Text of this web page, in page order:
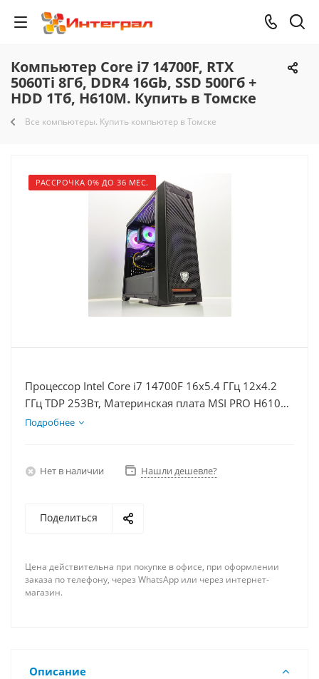
Компьютер Core i7 14700F, RTX
5060Ti 8Гб, DDR4 16Gb, SSD 500Гб +
HDD 1Тб, H610M. Купить в Томске
Все компьютеры. Купить компьютер в Томске
РАССРОЧКА 0% ДО 36 МЕС.
Процессор Intel Core i7 14700F 16x5.4 ГГц 12x4.2
ГГц TDP 253Вт, Материнская плата MSI PRO H610M-
E, Видеокарта RTX 5060Ti 8Гб, Память DDR4 16Gb,
Подробнее
Нет в наличии Нашли дешевле?
Поделиться
Цена действительна при покупке в офисе, при оформлении
заказа по телефону, через WhatsApp или через интернет-
магазин.
Описание